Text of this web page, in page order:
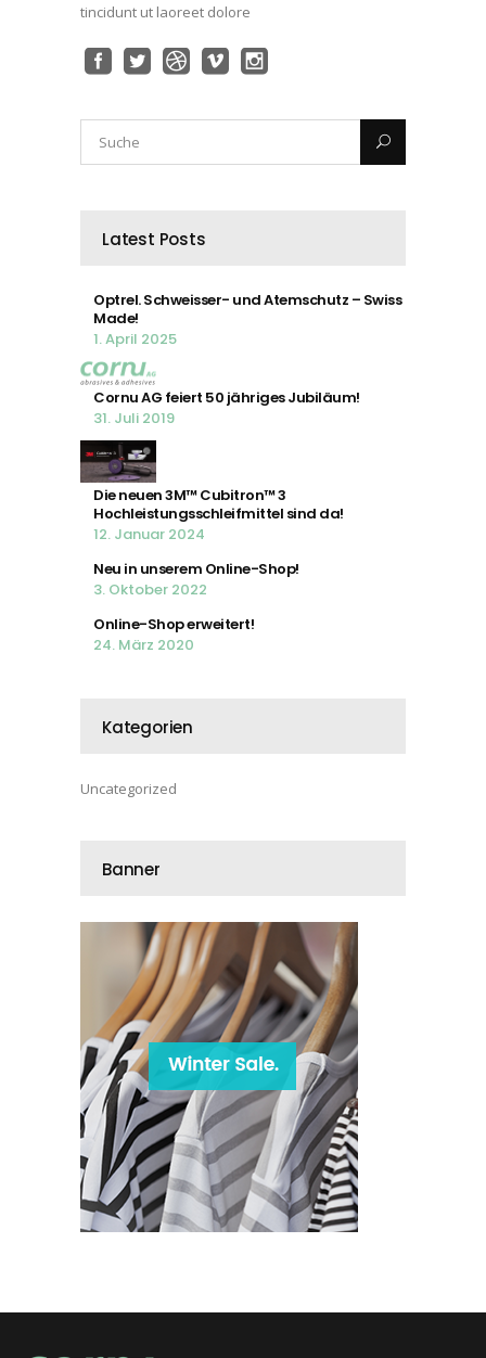
tincidunt ut laoreet dolore
Latest Posts
Optrel. Schweisser- und Atemschutz – Swiss
Made!
1. April 2025
Cornu AG feiert 50 jähriges Jubiläum!
31. Juli 2019
Die neuen 3M™ Cubitron™ 3
Hochleistungsschleifmittel sind da!
12. Januar 2024
Neu in unserem Online-Shop!
3. Oktober 2022
Online-Shop erweitert!
24. März 2020
Kategorien
Uncategorized
Banner